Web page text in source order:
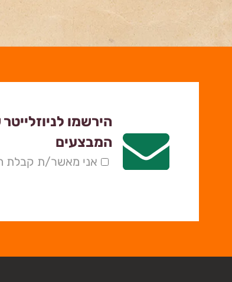
הירשמו
המבצעים
אני מאשר/ת קבלת